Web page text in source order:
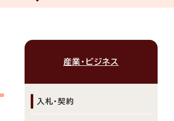
産業・ビジネス
入札・契約